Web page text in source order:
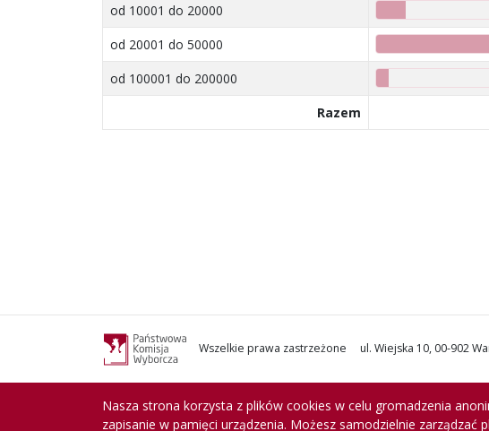
od 10001 do 20000
od 20001 do 50000
od 100001 do 200000
Razem
Wszelkie prawa zastrzeżone ul. Wiejska 10, 00-902
Nasza strona korzysta z plików cookies w celu gromadzenia
zapisanie w pamięci urządzenia. Możesz samodzielnie zarządzać